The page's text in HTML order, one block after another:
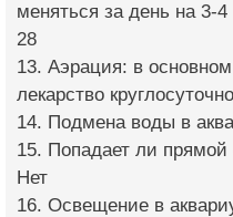
меняться за день на 3-
28
13. Аэрация: в
лекарство
14. Подмена воды в
15. Попадает ли прямой
Нет
16. Освещение в